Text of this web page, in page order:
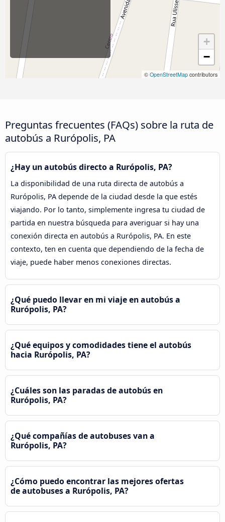
+
−
© OpenStreetMap contributors
Preguntas frecuentes (FAQs) sobre la ruta de
autobús a Rurópolis, PA
¿Hay un autobús directo a Rurópolis, PA?
La disponibilidad de una ruta directa de autobús a
Rurópolis, PA depende de la ciudad desde la que estés
viajando. Por lo tanto, simplemente ingresa tu ciudad de
partida en nuestra búsqueda para averiguar si hay una
conexión directa en autobús a Rurópolis, PA. En este
contexto, ten en cuenta que dependiendo de la fecha de
viaje, puede haber menos conexiones directas.
¿Qué puedo llevar en mi viaje en autobús a
Rurópolis, PA?
¿Qué equipos y comodidades tiene el autobús
hacia Rurópolis, PA?
¿Cuáles son las paradas de autobús en
Rurópolis, PA?
¿Qué compañías de autobuses van a
Rurópolis, PA?
¿Cómo puedo encontrar las mejores ofertas
de autobuses a Rurópolis, PA?